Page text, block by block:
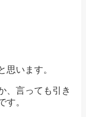
思います。
、言っても引き
す。